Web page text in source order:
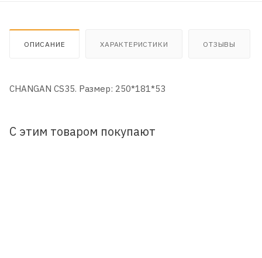
ОПИСАНИЕ ХАРАКТЕРИСТИКИ ОТЗЫВЫ
CHANGAN CS35. Размер: 250*181*53
С этим товаром покупают